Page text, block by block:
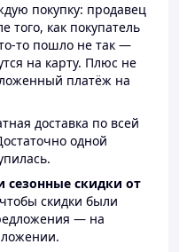
покупку: продавец
того, как покупатель
то пошло не так —
на карту. Плюс не
платёж на
доставка по всей
одной
сезонные скидки от
скидки были
— на